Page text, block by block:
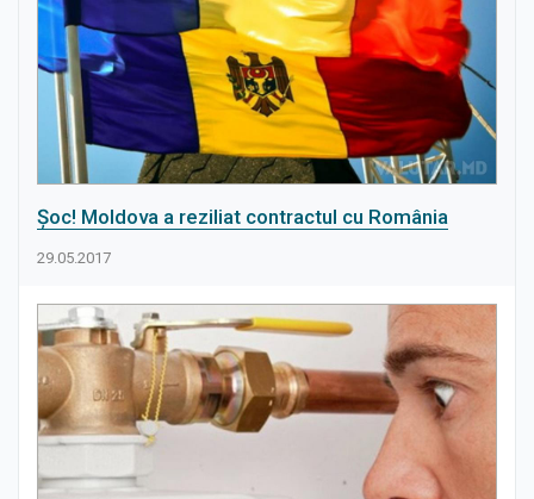
Șoc! Moldova a reziliat contractul cu România
29.05.2017